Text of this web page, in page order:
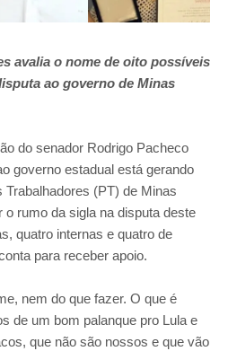
avalia o nome de oito possíveis
ao governo de Minas
do senador Rodrigo Pacheco
governo estadual está gerando
(PT) de Minas
rumo da sigla na disputa deste
quatro internas e quatro de
para receber apoio.
nem do que fazer. O que é
de um bom palanque pro Lula e
que não são nossos e que vão